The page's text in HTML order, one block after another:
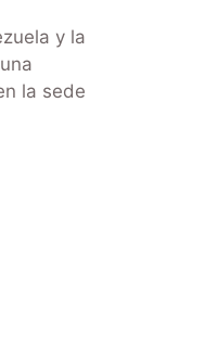
y la
la sede